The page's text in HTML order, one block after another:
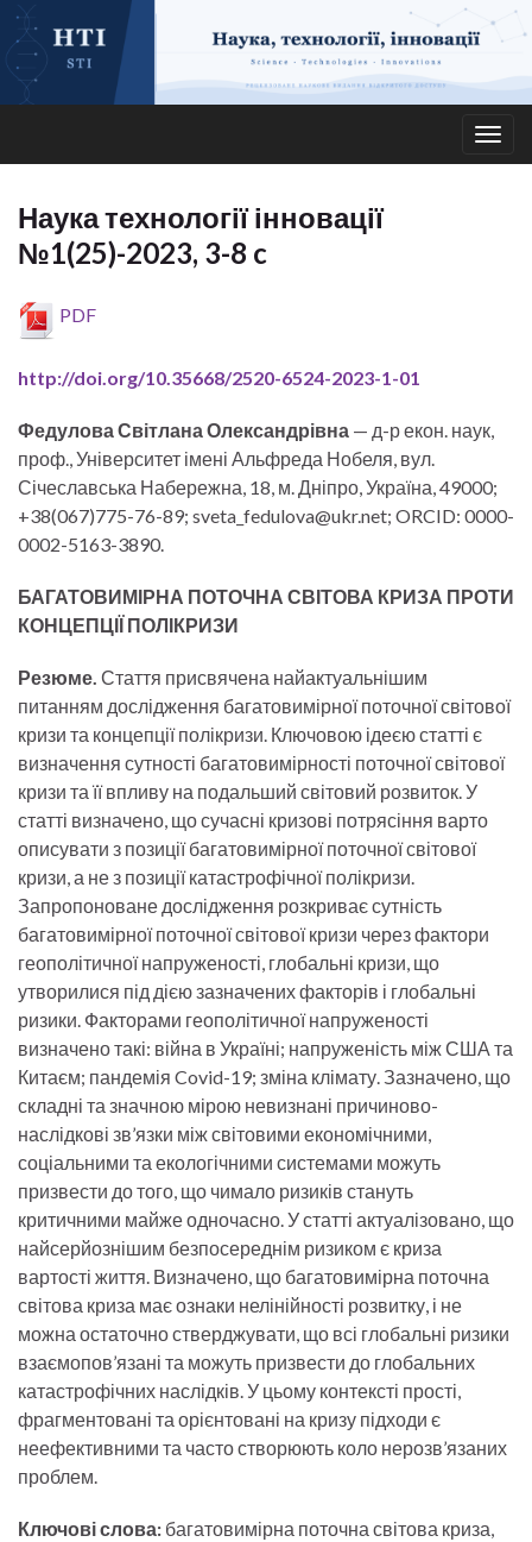
Наука технології інновації
№1(25)-2023, 3-8 c
PDF
http://doi.org/10.35668/2520-6524-2023-1-01
Федулова Світлана Олександрівна — д-р екон. наук,
проф., Університет імені Альфреда Нобеля, вул.
Січеславська Набережна, 18, м. Дніпро, Україна, 49000;
+38(067)775-76-89; sveta_fedulova@ukr.net; ORCID: 0000-
0002-5163-3890.
БАГАТОВИМІРНА ПОТОЧНА СВІТОВА КРИЗА ПРОТИ
КОНЦЕПЦІЇ ПОЛІКРИЗИ
Резюме. Стаття присвячена найактуальнішим
питанням дослідження багатовимірної поточної світової
кризи та концепції полікризи. Ключовою ідеєю статті є
визначення сутності багатовимірності поточної світової
кризи та її впливу на подальший світовий розвиток. У
статті визначено, що сучасні кризові потрясіння варто
описувати з позиції багатовимірної поточної світової
кризи, а не з позиції катастрофічної полікризи.
Запропоноване дослідження розкриває сутність
багатовимірної поточної світової кризи через фактори
геополітичної напруженості, глобальні кризи, що
утворилися під дією зазначених факторів і глобальні
ризики. Факторами геополітичної напруженості
визначено такі: війна в Україні; напруженість між США та
Китаєм; пандемія Covid-19; зміна клімату. Зазначено, що
складні та значною мірою невизнані причиново-
наслідкові зв’язки між світовими економічними,
соціальними та екологічними системами можуть
призвести до того, що чимало ризиків стануть
критичними майже одночасно. У статті актуалізовано, що
найсерйознішим безпосереднім ризиком є криза
вартості життя. Визначено, що багатовимірна поточна
світова криза має ознаки нелінійності розвитку, і не
можна остаточно стверджувати, що всі глобальні ризики
взаємопов’язані та можуть призвести до глобальних
катастрофічних наслідків. У цьому контексті прості,
фрагментовані та орієнтовані на кризу підходи є
неефективними та часто створюють коло нерозв’язаних
проблем.
Ключові слова: багатовимірна поточна світова криза,